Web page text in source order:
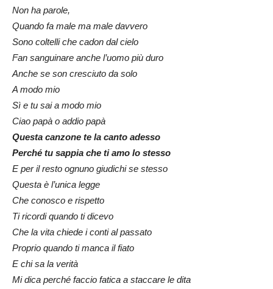
Non ha parole,
Quando fa male ma male davvero
Sono coltelli che cadon dal cielo
Fan sanguinare anche l’uomo più duro
Anche se son cresciuto da solo
A modo mio
Sì e tu sai a modo mio
Ciao papà o addio papà
Questa canzone te la canto adesso
Perché tu sappia che ti amo lo stesso
E per il resto ognuno giudichi se stesso
Questa è l’unica legge
Che conosco e rispetto
Ti ricordi quando ti dicevo
Che la vita chiede i conti al passato
Proprio quando ti manca il fiato
E chi sa la verità
Mi dica perché faccio fatica a staccare le dita